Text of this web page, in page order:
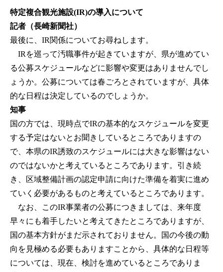
特定複合観光施設(IR)の導入について
記者（長崎新聞社）
最後に、IR関係についてお尋ねします。
IRを巡って汚職事件が起きていますが、県が進めてい
る公募スケジュールなどに影響や変更はありませんでし
ょうか。公募については春ごろとされていますが、具体
的な日程は決定しているのでしょうか。
知事
国の方では、現時点でIRの基本的なスケジュールを変更
する予定はないとお聞きしているところでありますの
で、本県のIR誘致のスケジュールには大きな影響はない
のではないかと考えているところであります。引き続
き、区域整備計画の認定申請に向けた準備を着実に進め
ていく必要があるものと考えているところであります。
なお、このIR事業者の公募につきましては、来年度
早々にも着手したいと考えてきたところでありますが、
国の基本方針がまだ示されておりません。国の今後の動
向を見極める必要もありますことから、具体的な日程等
については、現在、検討を進めているところでありま